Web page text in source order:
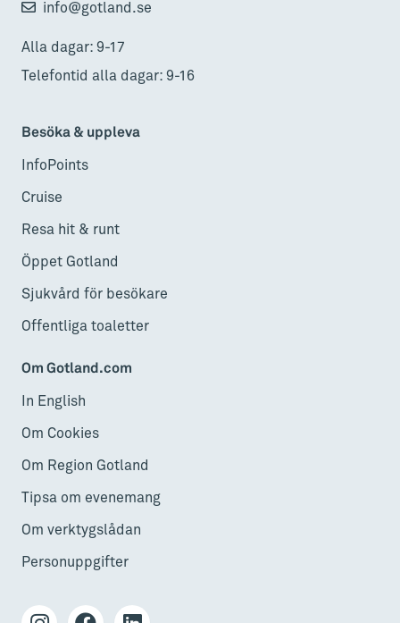
info@gotland.se
Alla dagar: 9-17
Telefontid alla dagar: 9-16
Besöka & uppleva
InfoPoints
Cruise
Resa hit & runt
Öppet Gotland
Sjukvård för besökare
Offentliga toaletter
Om Gotland.com
In English
Om Cookies
Om Region Gotland
Tipsa om evenemang
Om verktygslådan
Personuppgifter